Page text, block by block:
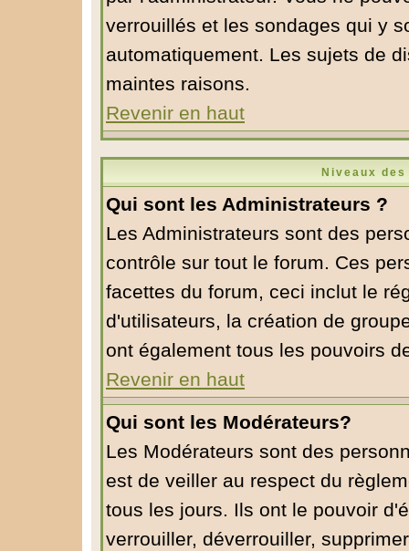
verrouillés et les sondages qui y
automatiquement. Les sujets de
maintes raisons.
Revenir en haut
Niveaux
Qui sont les Administrateurs ?
Les Administrateurs sont des
contrôle sur tout le forum. Ces
facettes du forum, ceci inclut le
d'utilisateurs, la création de
ont également tous les pouvoirs
Revenir en haut
Qui sont les Modérateurs?
Les Modérateurs sont des
est de veiller au respect du
tous les jours. Ils ont le pouvoir
verrouiller, déverrouiller,